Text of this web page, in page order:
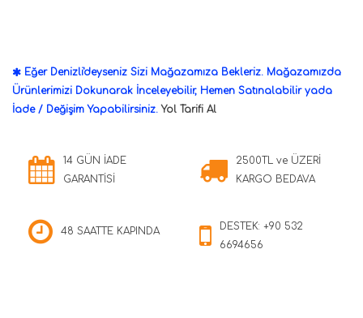
Eğer Denizli'deyseniz Sizi Mağazamıza Bekleriz. Mağazamızda
Ürünlerimizi Dokunarak İnceleyebilir, Hemen Satınalabilir yada
İade / Değişim Yapabilirsiniz.Yol Tarifi Al
14 GÜN İADE
GARANTİSİ
2500TL ve ÜZERİ
KARGO BEDAVA
48 SAATTE KAPINDA
DESTEK: +90 532
6694656